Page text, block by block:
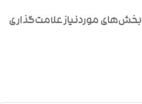
بخش‌های موردنیاز علامت‌گذاری